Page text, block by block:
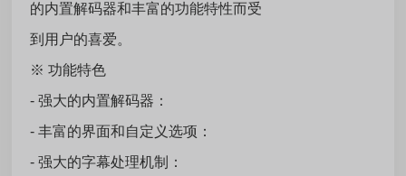
的内置解码器和丰富的功能特性而受
到用户的喜爱。
※功能特色
- 强大的内置解码器：
- 丰富的界面和自定义选项：
- 强大的字幕处理机制：